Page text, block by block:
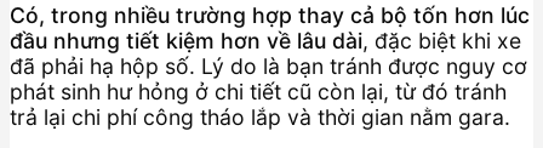
Có, trong nhiều trường hợp thay cả bộ tốn hơn lúc
đầu nhưng tiết kiệm hơn về lâu dài, đặc biệt khi xe
đã phải hạ hộp số. Lý do là bạn tránh được nguy cơ
phát sinh hư hỏng ở chi tiết cũ còn lại, từ đó tránh
trả lại chi phí công tháo lắp và thời gian nằm gara.